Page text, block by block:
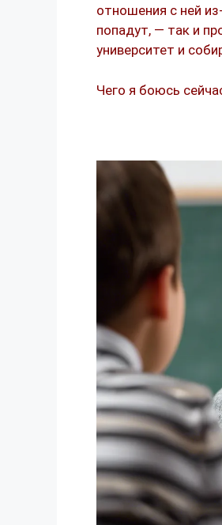
отношения с ней
попадут, — так и
университет и
Чего я боюсь